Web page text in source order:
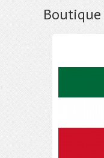
Boutique